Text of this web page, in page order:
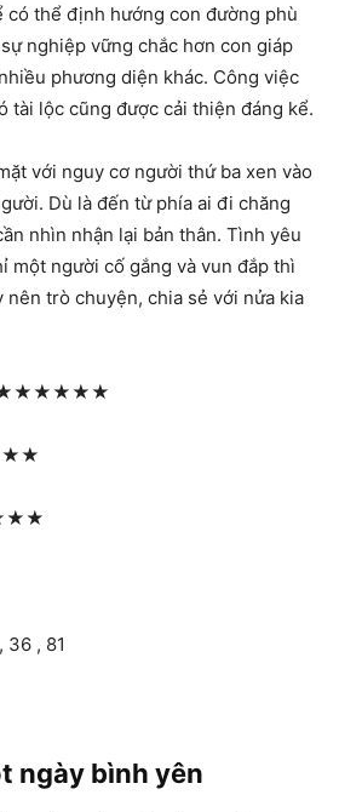
có thể định hướng con đường phù
nghiệp vững chắc hơn con giáp
phương diện khác. Công việc
tài lộc cũng được cải thiện đáng kể.
với nguy cơ người thứ ba xen vào
Dù là đến từ phía ai đi chăng
nhìn nhận lại bản thân. Tình yêu
một người cố gắng và vun đắp thì
nên trò chuyện, chia sẻ với nửa kia
36 , 81
ngày bình yên